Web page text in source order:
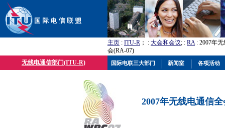
主页 : ITU-R ； : 大会和会议; : RA: 2007年
会(RA-07)
无线电通信部门(ITU-R)
2007年无线电通信
国际电联三大部门 新闻室 各项活动